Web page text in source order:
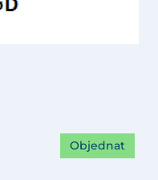
Objednat